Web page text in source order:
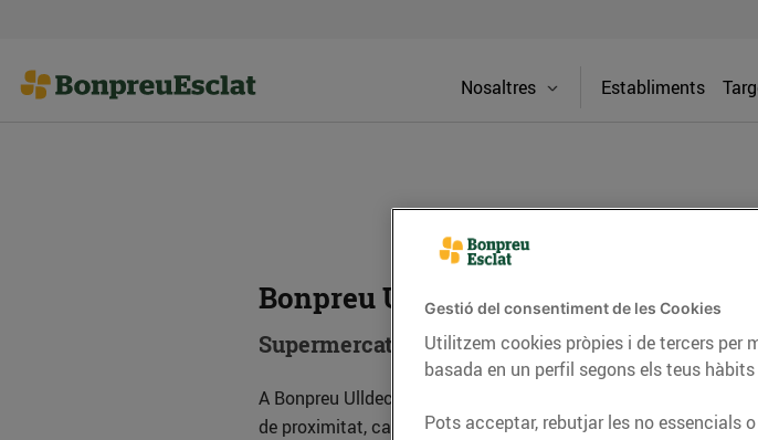
Nosaltres Establiments
Bonpreu Ulldecona
Supermercat
A Bonpreu Ulldecona trobaràs tot el que necessites: fruites i
de proximitat, carnisseria, xarcuteria al teu gust, i molt més.
Gestió del consentiment de les Cookies
Utilitzem cookies pròpies i de tercers per
basada en un perfil segons els teus
Pots acceptar, rebutjar les no essencials